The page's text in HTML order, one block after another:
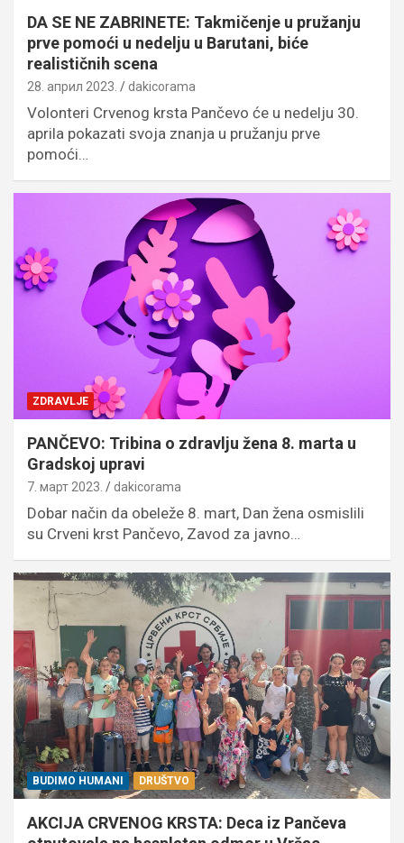
DA SE NE ZABRINETE: Takmičenje u pružanju
prve pomoći u nedelju u Barutani, biće
realističnih scena
28. април 2023. dakicorama
Volonteri Crvenog krsta Pančevo će u nedelju 30.
aprila pokazati svoja znanja u pružanju prve
pomoći…
ZDRAVLJE
PANČEVO: Tribina o zdravlju žena 8. marta u
Gradskoj upravi
7. март 2023. dakicorama
Dobar način da obeleže 8. mart, Dan žena osmislili
su Crveni krst Pančevo, Zavod za javno…
BUDIMO HUMANI DRUŠTVO
AKCIJA CRVENOG KRSTA: Deca iz Pančeva